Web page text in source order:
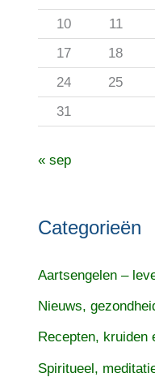
r
:
10
11
17
18
24
25
31
« sep
Categorieën
Aartsengelen –
Nieuws,
Recepten, kruiden
Spiritueel,